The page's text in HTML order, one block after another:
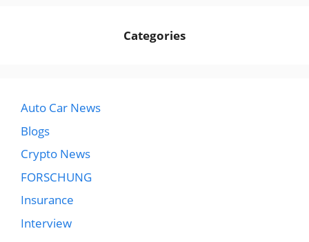
Categories
Auto Car News
Blogs
Crypto News
FORSCHUNG
Insurance
Interview